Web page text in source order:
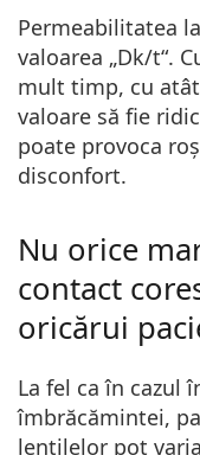
Permeabilitatea
valoarea „Dk/t“.
mult timp, cu
valoare să fie
poate provoca
disconfort.
Nu orice
contact
oricărui
La fel ca în cazul
îmbrăcămintei,
lentilelor pot